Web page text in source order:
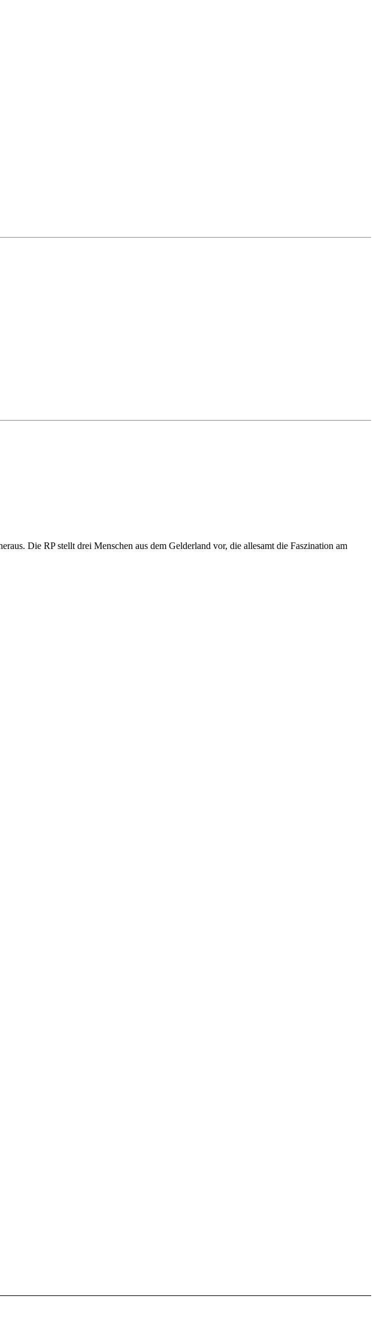
Die RP stellt drei Menschen aus dem Gelderland vor, die allesamt die Faszination am